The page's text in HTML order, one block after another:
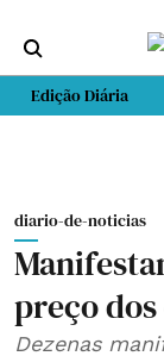
Edição Diária
diario-de-noticias
preço
Dezenas